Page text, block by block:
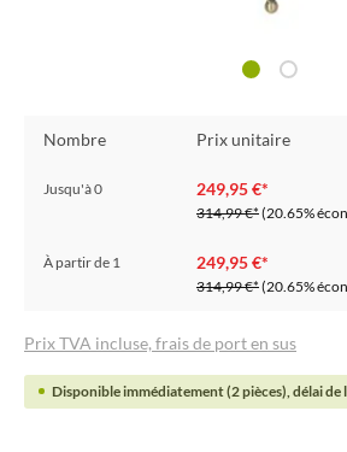
Nombre Prix unitaire
Jusqu'à0 249,95 €*
314,99 €*(20.65%
À partir de 1 249,95 €*
314,99 €*(20.65%
Prix TVA incluse, frais de port en sus
Disponible immédiatement (2 pièces), délai